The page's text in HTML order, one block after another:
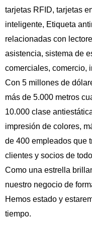
tarjetas RFID, tarjetas
inteligente, Etiqueta
relacionadas con
asistencia, sistema de
comerciales, comercio,
Con 5 millones de
más de 5.000 metros
10.000 clase
impresión de colores,
de 400 empleados que
clientes y socios de
Como una estrella
nuestro negocio de
Hemos estado y
tiempo.